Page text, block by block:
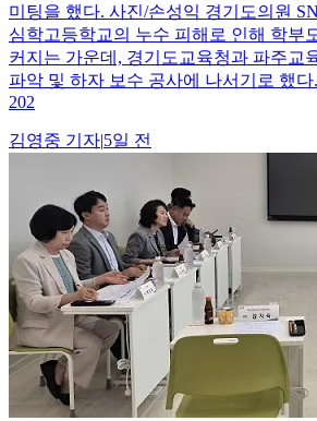
미팅을 했다. 사진/손성익 경기도의원
심학고등학교의 누수 피해로 인해 학부
커지는 가운데, 경기도교육청과 파주교
파악 및 하자 보수 공사에 나서기로 했
202
김영중 기자|5일 전